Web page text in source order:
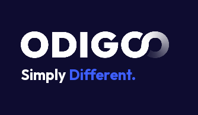
Simply Different.